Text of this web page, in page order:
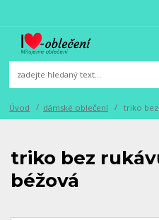
Úvod dámské oblečení triko bez
triko bez
béžová